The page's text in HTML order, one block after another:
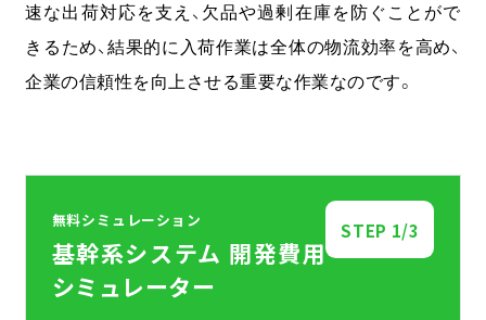
速な出荷対応を支え、欠品や過剰在庫を防ぐことがで
きるため、結果的に入荷作業は全体の物流効率を高め、
企業の信頼性を向上させる重要な作業なのです。
無料シミュレーション
基幹系システム 開発費用
シミュレーター
STEP 1/3